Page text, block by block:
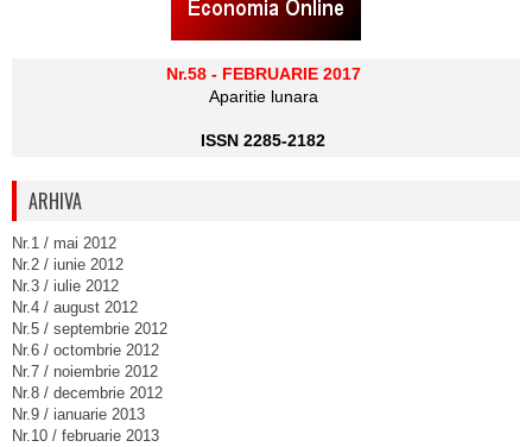
Nr.58 - FEBRUARIE 2017
Aparitie lunara
ISSN 2285-2182
ARHIVA
Nr.1 / mai 2012
Nr.2 / iunie 2012
Nr.3 / iulie 2012
Nr.4 / august 2012
Nr.5 / septembrie 2012
Nr.6 / octombrie 2012
Nr.7 / noiembrie 2012
Nr.8 / decembrie 2012
Nr.9 / ianuarie 2013
Nr.10 / februarie 2013